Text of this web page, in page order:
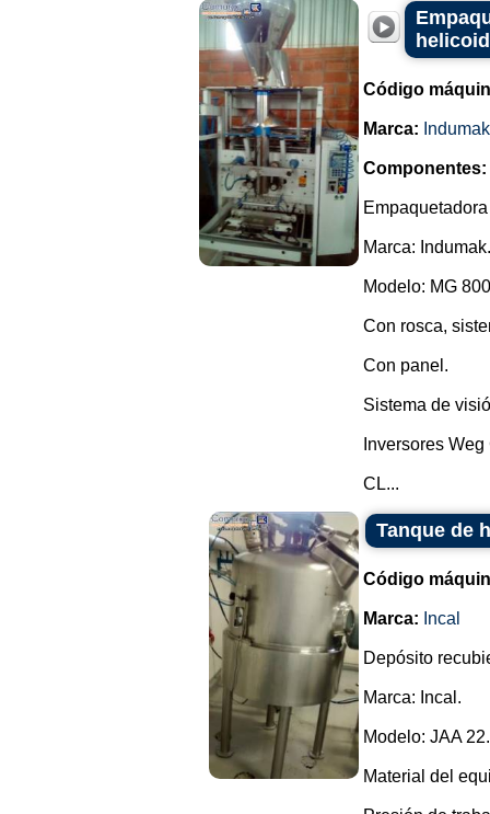
Código
Marca: Indumak
Componentes:
Marca: Indumak.
Modelo: MG
Con rosca,
Con panel.
Sistema de
Inversores
CL...
Tanque de
Código
Marca: Incal
Depósito
Marca: Incal.
Modelo: JAA 22.
Material del